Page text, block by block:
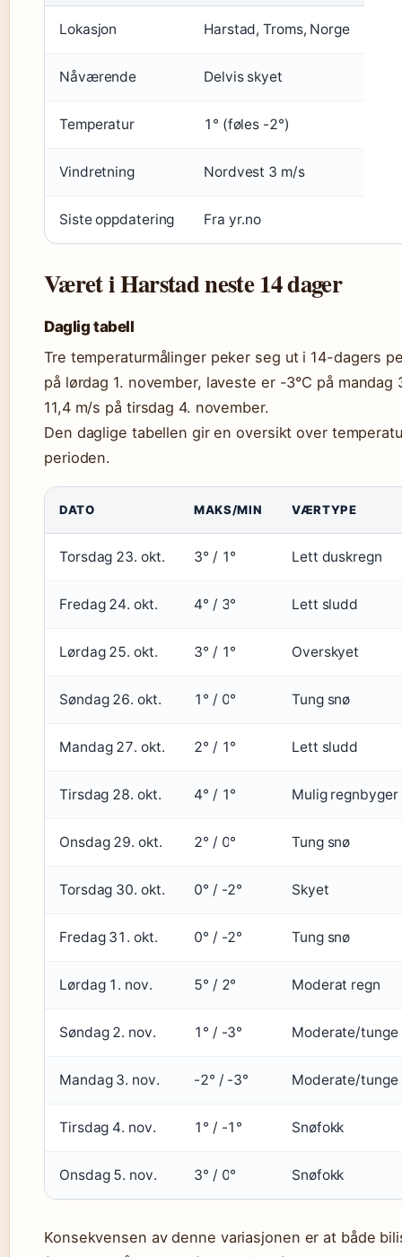
Lokasjon Harstad, Troms, Norge
Nåværende Delvis skyet
Temperatur 1° (føles -2°)
Vindretning Nordvest 3 m/s
Siste oppdatering Fra yr.no
Været i Harstad neste 14 dager
Daglig tabell
Tre temperaturmålinger peker seg ut i 14-dagers
på lørdag 1. november, laveste er -3°C på
11,4 m/s på tirsdag 4. november.
Den daglige tabellen gir en oversikt over
perioden.
DATO MAKS/MIN VÆRTYPE
Torsdag 23. okt. 3° / 1° Lett duskregn
Fredag 24. okt. 4° / 3° Lett sludd
Lørdag 25. okt. 3° / 1° Overskyet
Søndag 26. okt. 1° / 0° Tung snø
Mandag 27. okt. 2° / 1° Lett sludd
Tirsdag 28. okt. 4° / 1° Mulig regnbyger
Onsdag 29. okt. 2° / 0° Tung snø
Torsdag 30. okt. 0° / -2° Skyet
Fredag 31. okt. 0° / -2° Tung snø
Lørdag 1. nov. 5° / 2° Moderat regn
Søndag 2. nov. 1° / -3° Moderate/tunge
Mandag 3. nov. -2° / -3° Moderate/tunge
Tirsdag 4. nov. 1° / -1° Snøfokk
Onsdag 5. nov. 3° / 0° Snøfokk
Konsekvensen av denne variasjonen er at både